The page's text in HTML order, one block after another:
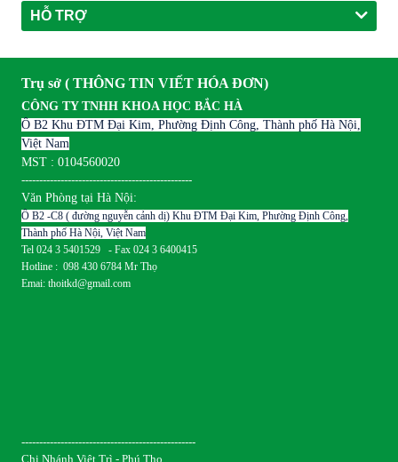
HỖ TRỢ
Trụ sở ( THÔNG TIN VIẾT HÓA ĐƠN)
CÔNG TY TNHH KHOA HỌC BẮC HÀ
Ô B2 Khu ĐTM Đại Kim, Phường Định Công, Thành phố Hà Nội,
Việt Nam
MST : 0104560020
------------------------------------------------
Văn Phòng tại Hà Nội:
Ô B2 -C8 ( đường nguyễn cảnh dị) Khu ĐTM Đại Kim, Phường Định Công,
Thành phố Hà Nội, Việt Nam
Tel 024 3 5401529 - Fax 024 3 6400415
Hotline : 098 430 6784 Mr Thọ
Emai: thoitkd@gmail.com
-------------------------------------------------
Chi Nhánh Việt Trì - Phú Thọ